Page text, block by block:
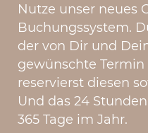
Nutze unser neues
Buchungssystem.
der von Dir und
gewünschte
reservierst diesen
Und das 24
365 Tage im Jahr.